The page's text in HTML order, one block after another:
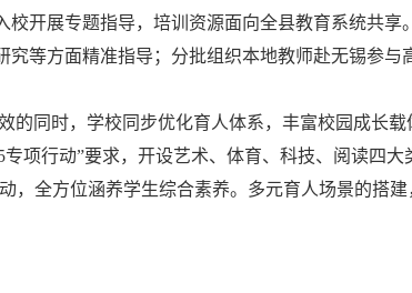
开展专题指导，培训资源面向全县教育系统共享
等方面精准指导；分批组织本地教师赴无锡参与
同时，学校同步优化育人体系，丰富校园成长载
项行动”要求，开设艺术、体育、科技、阅读四
，全方位涵养学生综合素养。多元育人场景的搭